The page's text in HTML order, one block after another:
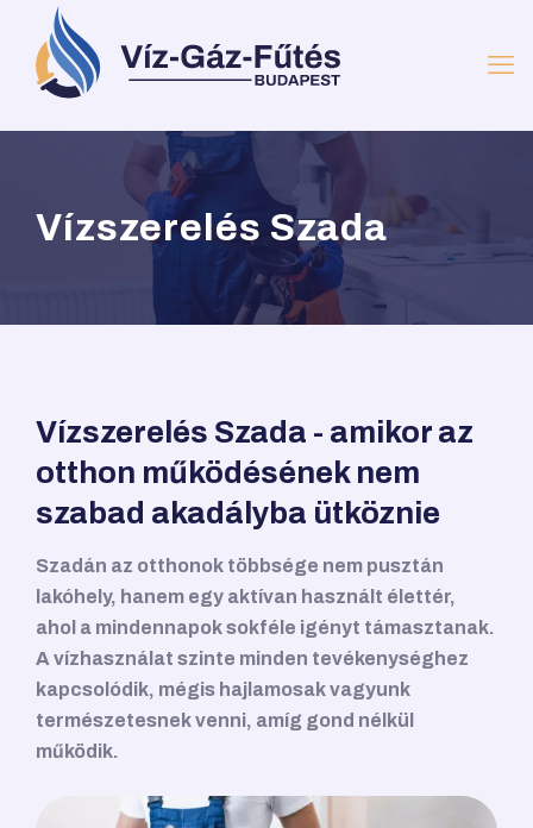
Vízszerelés Szada
Vízszerelés Szada - amikor az
otthon működésének nem
szabad akadályba ütköznie
Szadán az otthonok többsége nem pusztán
lakóhely, hanem egy aktívan használt élettér,
ahol a mindennapok sokféle igényt támasztanak.
A vízhasználat szinte minden tevékenységhez
kapcsolódik, mégis hajlamosak vagyunk
természetesnek venni, amíg gond nélkül
működik.